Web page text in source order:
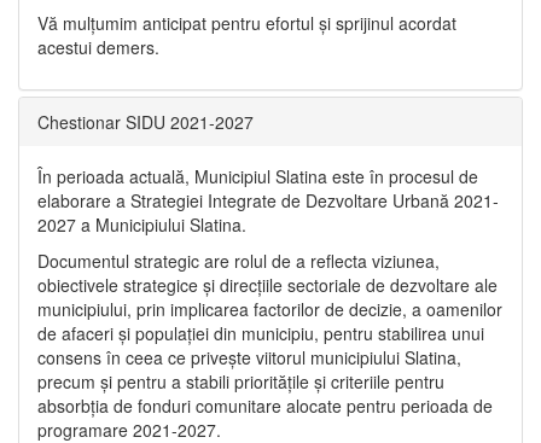
Vă mulţumim anticipat pentru efortul şi sprijinul acordat
acestui demers.
Chestionar SIDU 2021-2027
În perioada actuală, Municipiul Slatina este în procesul de
elaborare a Strategiei Integrate de Dezvoltare Urbană 2021‐
2027 a Municipiului Slatina.
Documentul strategic are rolul de a reflecta viziunea,
obiectivele strategice și direcțiile sectoriale de dezvoltare ale
municipiului, prin implicarea factorilor de decizie, a oamenilor
de afaceri și populației din municipiu, pentru stabilirea unui
consens în ceea ce privește viitorul municipiului Slatina,
precum și pentru a stabili prioritățile și criteriile pentru
absorbția de fonduri comunitare alocate pentru perioada de
programare 2021-2027.